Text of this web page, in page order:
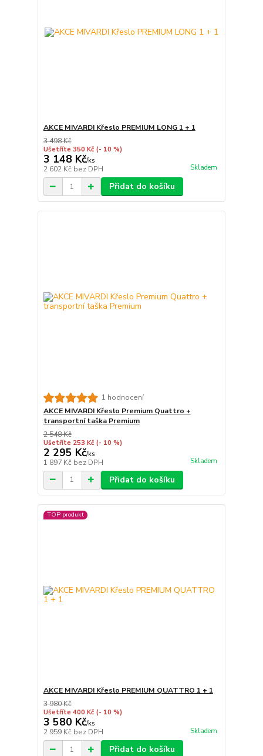
AKCE MIVARDI Křeslo PREMIUM LONG 1 + 1
3 498 Kč
Ušetříte 350 Kč (- 10 %)
3 148 Kč/ks
2 602 Kč bez DPH Skladem
Přidat do košíku
1 hodnocení
AKCE MIVARDI Křeslo Premium Quattro +
transportní taška Premium
2 548 Kč
Ušetříte 253 Kč (- 10 %)
2 295 Kč/ks
1 897 Kč bez DPH Skladem
Přidat do košíku
TOP produkt
AKCE MIVARDI Křeslo PREMIUM QUATTRO 1 + 1
3 980 Kč
Ušetříte 400 Kč (- 10 %)
3 580 Kč/ks
2 959 Kč bez DPH Skladem
Přidat do košíku